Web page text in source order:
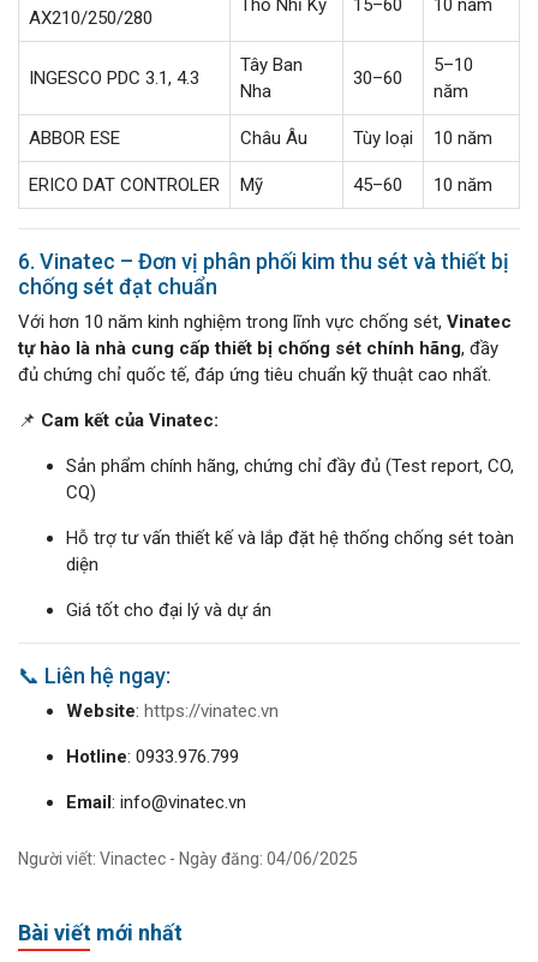
AX210/250/280
Thổ Nhĩ Kỳ 15–60 10 năm
INGESCO PDC 3.1, 4.3
Tây Ban
Nha
30–60
5–10
năm
ABBOR ESE Châu Âu Tùy loại 10 năm
ERICO DAT CONTROLER Mỹ 45–60 10 năm
6. Vinatec – Đơn vị phân phối kim thu sét và thiết bị
chống sét đạt chuẩn
Với hơn 10 năm kinh nghiệm trong lĩnh vực chống sét, Vinatec
tự hào là nhà cung cấp thiết bị chống sét chính hãng, đầy
đủ chứng chỉ quốc tế, đáp ứng tiêu chuẩn kỹ thuật cao nhất.
📌 Cam kết của Vinatec:
Sản phẩm chính hãng, chứng chỉ đầy đủ (Test report, CO,
CQ)
Hỗ trợ tư vấn thiết kế và lắp đặt hệ thống chống sét toàn
diện
Giá tốt cho đại lý và dự án
📞 Liên hệ ngay:
Website: https://vinatec.vn
Hotline: 0933.976.799
Email: info@vinatec.vn
Người viết: Vinactec - Ngày đăng: 04/06/2025
Bài viết mới nhất